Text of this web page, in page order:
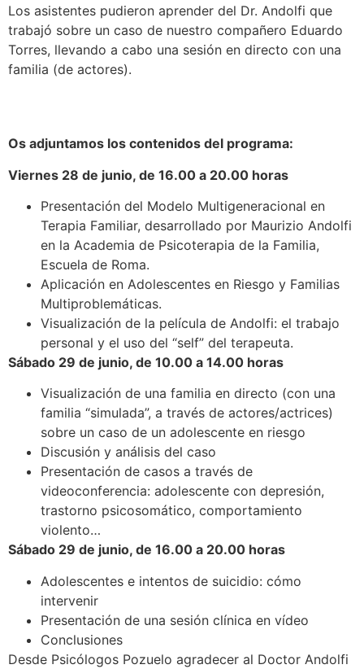
Los asistentes pudieron aprender del Dr. Andolfi que
trabajó sobre un caso de nuestro compañero Eduardo
Torres, llevando a cabo una sesión en directo con una
familia (de actores).
Os adjuntamos los contenidos del programa:
Viernes 28 de junio, de 16.00 a 20.00 horas
Presentación del Modelo Multigeneracional en
Terapia Familiar, desarrollado por Maurizio Andolfi
en la Academia de Psicoterapia de la Familia,
Escuela de Roma.
Aplicación en Adolescentes en Riesgo y Familias
Multiproblemáticas.
Visualización de la película de Andolfi: el trabajo
personal y el uso del “self” del terapeuta.
Sábado 29 de junio, de 10.00 a 14.00 horas
Visualización de una familia en directo (con una
familia “simulada”, a través de actores/actrices)
sobre un caso de un adolescente en riesgo
Discusión y análisis del caso
Presentación de casos a través de
videoconferencia: adolescente con depresión,
trastorno psicosomático, comportamiento
violento…
Sábado 29 de junio, de 16.00 a 20.00 horas
Adolescentes e intentos de suicidio: cómo
intervenir
Presentación de una sesión clínica en vídeo
Conclusiones
Desde Psicólogos Pozuelo agradecer al Doctor Andolfi